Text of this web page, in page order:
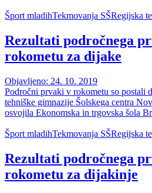
Šport mladihTekmovanja SŠRegijska
Rezultati področnega
rokometu za dijake
Objavljeno: 24. 10. 2019
Področni prvaki v rokometu so postali
tehniške gimnazije Šolskega centra
osvojila Ekonomska in trgovska šola
Šport mladihTekmovanja SŠRegijska
Rezultati področnega
rokometu za dijakinje